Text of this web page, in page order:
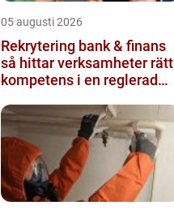
05 augusti 2026
Rekrytering bank & finans
så hittar verksamheter rätt
kompetens i en reglerad